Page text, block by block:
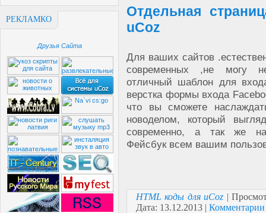
РЕКЛАМКО
Друзья Сайта
Отдельная
uCoz
Для ваших сайтов
современных ,не могу
отличный шаблон для
верстка формы входа
что вы сможете
новоделом, который
современно, а так же
Фейсбук всем вашим
HTML коды для uCoz |
Дата: 13.12.2013 |